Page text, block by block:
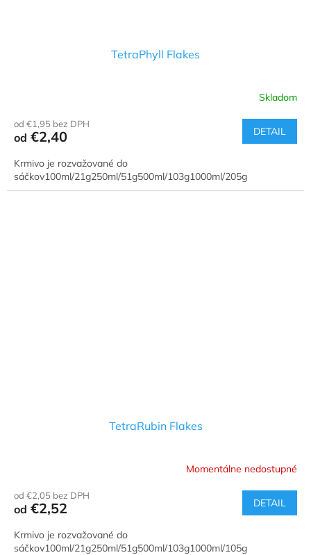
TetraPhyll Flakes
Skladom
od €1,95 bez DPH
od €2,40 DETAIL
Krmivo je rozvažované do
sáčkov100ml/21g250ml/51g500ml/103g1000ml/205g
TetraRubin Flakes
Momentálne nedostupné
od €2,05 bez DPH
od €2,52 DETAIL
Krmivo je rozvažované do
sáčkov100ml/21g250ml/51g500ml/103g1000ml/105g